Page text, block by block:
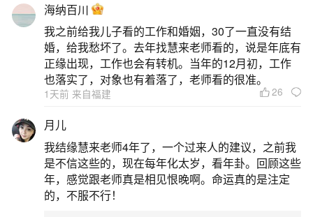
许多穿着华贵服装的人聚集在一起，意味着亲友将
参加自己的婚礼，不久就会喜结良缘。梦境解说梦
见自己身处人群之中，说明你希望加入其中或表示
目前不
二、梦到密密麻麻的人群
怀孕的人梦见密密麻麻的人群集中在一起，预
示生男。七、八月生女，防流产。
海纳百川
我之前给我儿子看的工作和婚姻，30了一直没有结
婚，给我愁坏了。去年找慧来老师看的，说是年底有
正缘出现，工作也会有转机。当年的12月初，工作
也落实了，对象也有着落了，老师看的很准。
1天前 来自福建 26
月儿
我结缘慧来老师4年了，一个过来人的建议，之前我
是不信这些的，现在每年化太岁，看年卦。回顾这些
年，感觉跟老师真是相见恨晚啊。命运真的是注定
的，不服不行！